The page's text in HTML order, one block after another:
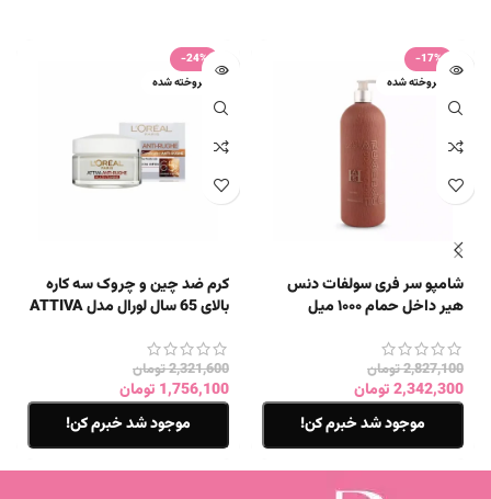
-17%
فروخته شده
شامپو سر فری سولفات دنس
هیر داخل حمام ۱۰۰۰ میل
2,827,100تومان
2,342,300تومان
موجود شد خبرم کن!
-24%
فروخته شده
کرم ضد چین و چروک سه کاره
بالای 65 سال لورال مدل ATTIVA
2,321,600تومان
1,756,100 تومان
موجود شد خبرم کن!